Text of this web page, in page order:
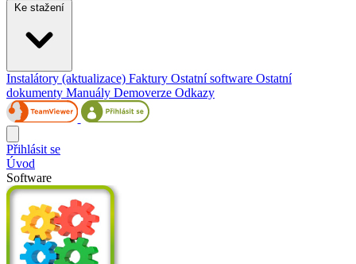
Ke stažení
Instalátory (aktualizace) Faktury Ostatní software Ostatní
dokumenty Manuály Demoverze Odkazy
Přihlásit se
Úvod
Software